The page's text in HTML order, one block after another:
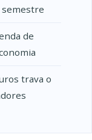
de
trava o